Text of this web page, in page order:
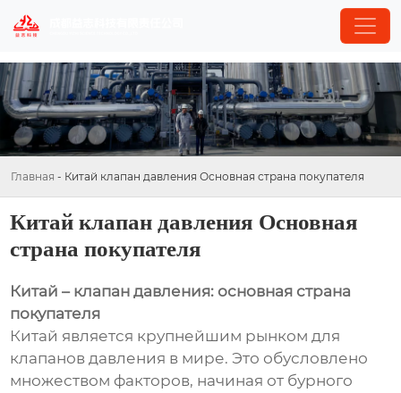
Главная - Китай клапан давления Основная страна покупателя
Китай клапан давления Основная
страна покупателя
Китай – клапан давления: основная страна
покупателя
Китай является крупнейшим рынком для
клапанов давления в мире. Это обусловлено
множеством факторов, начиная от бурного